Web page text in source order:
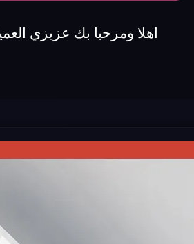
اهلا ومرحبا بك عزيزي